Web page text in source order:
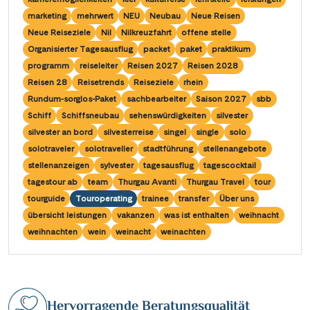
marketing
mehrwert NEU Neubau
Neue Reisen
Neue Reiseziele
Nil Nilkreuzfahrt
offene stelle
Organisierter Tagesausflug
packet paket
praktikum
programm
reiseleiter Reisen 2027
Reisen 2028
Reisen 28
Reisetrends Reiseziele
rhein
Rundum-sorglos-Paket
sachbearbeiter Saison 2027
sbb
Schiff
Schiffsneubau sehenswürdigkeiten
silvester
silvester an bord
silvesterreise singel single
solo
solotraveler
solotraveller stadtführung
stellenangebote
stellenanzeigen
sylvester tagesausflug
tagescocktail
tagestour ab
team Thurgau Avanti Thurgau Travel
tour
tourguide
Touroperating trainee transfer
Über uns
übersicht leistungen
vakanzen was ist enthalten
weihnacht
weihnachten
wein weinacht weinachten
Saar (10)
Seine, Oise & Schelde(6)
Spree (4)
Weser, Ems & Hunte(2)
Weser, Ems-/ Mittellandkanal (15)
Porta Nigra(12)
Reichsburg Cochem(15)
Saarschleife(7)
Schiffshebewerk Arzviller (3)
Schiffshebewerk Niederfinow(19)
Schiffshebewerk Scharnebeck(8)
Schloss Heidelberg(6)
Schloss Sanssouci(11)
Schloss Schönbrunn(5)
Schlögener Schlinge(8)
Stift Melk
Passau(7)
Porto(12)
Potsdam(1)
Regensburg(1)
Rotterdam (2)
Saarbrücken(5)
Saarburg(1)
Stralsund(6)
Strasbourg(1)
Valence